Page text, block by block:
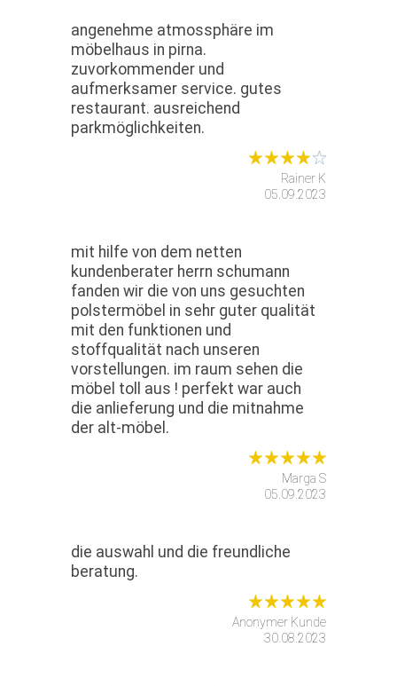
angenehme atmossphäre im
möbelhaus in pirna.
zuvorkommender und
aufmerksamer service. gutes
restaurant. ausreichend
parkmöglichkeiten.
Rainer K
05.09.2023
mit hilfe von dem netten
kundenberater herrn schumann
fanden wir die von uns gesuchten
polstermöbel in sehr guter qualität
mit den funktionen und
stoffqualität nach unseren
vorstellungen. im raum sehen die
möbel toll aus ! perfekt war auch
die anlieferung und die mitnahme
der alt-möbel.
Marga S
05.09.2023
die auswahl und die freundliche
beratung.
Anonymer Kunde
30.08.2023